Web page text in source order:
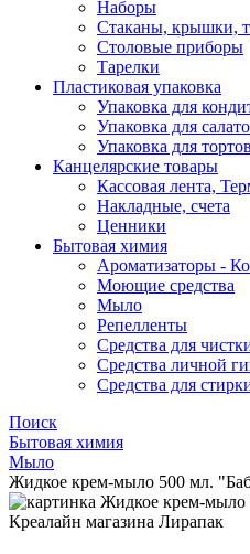
Наборы
Стаканы, крышки,
Столовые приборы
Тарелки
Пластиковая упаковка
Упаковка для
Упаковка для
Упаковка для тортов
Канцелярские товары
Кассовая лента,
Накладные, счета
Ценники
Бытовая химия
Ароматизаторы -
Моющие средства
Мыло
Репелленты
Средства для
Средства личной
Средства для
Поиск
Бытовая химия
Мыло
Жидкое крем-мыло 500 мл.